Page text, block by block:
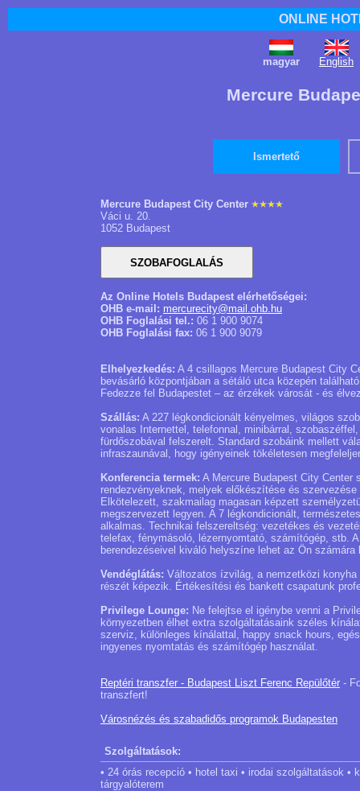
ONLINE
magyar English
Mercure
Ismertető
Mercure Budapest City Center
Váci u. 20.
1052 Budapest
Az Online Hotels Budapest elérhetőségei:
OHB e-mail: mercurecity@mail.ohb.hu
OHB Foglalási tel.: 06 1 900 9074
OHB Foglalási fax: 06 1 900 9079
Elhelyezkedés: A 4 csillagos Mercure Budapest City
bevásárló központjában a sétáló utca közepén
Fedezze fel Budapestet – az érzékek városát - és
Szállás: A 227 légkondicionált kényelmes, világos
vonalas Internettel, telefonnal, minibárral,
fürdőszobával felszerelt. Standard szobáink mellett
infraszaunával, hogy igényeinek tökéletesen
Konferencia termek: A Mercure Budapest City
rendezvényeknek, melyek előkészítése és
Elkötelezett, szakmailag magasan képzett
megszervezett legyen. A 7 légkondicionált,
alkalmas. Technikai felszereltség: vezetékes és
telefax, fénymásoló, lézernyomtató, számítógép, stb.
berendezéseivel kiváló helyszíne lehet az Ön
Vendéglátás: Változatos ízvilág, a nemzetközi
részét képezik. Értékesítési és bankett csapatunk
Privilege Lounge: Ne felejtse el igénybe venni a
környezetben élhet extra szolgáltatásaink széles
szerviz, különleges kínálattal, happy snack hours,
ingyenes nyomtatás és számítógép használat.
Reptéri transzfer - Budapest Liszt Ferenc Repülőtér -
transzfert!
Városnézés és szabadidős programok Budapesten
Szolgáltatások:
• 24 órás recepció • hotel taxi • irodai szolgáltatások
tárgyalóterem